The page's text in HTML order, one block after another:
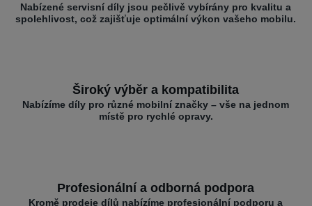
Nabízené servisní díly jsou pečlivě vybírány pro kvalitu a
spolehlivost, což zajišťuje optimální výkon vašeho mobilu.
Široký výběr a kompatibilita
Nabízíme díly pro různé mobilní značky – vše na jednom
místě pro rychlé opravy.
Profesionální a odborná podpora
Kromě prodeje dílů nabízíme profesionální podporu a